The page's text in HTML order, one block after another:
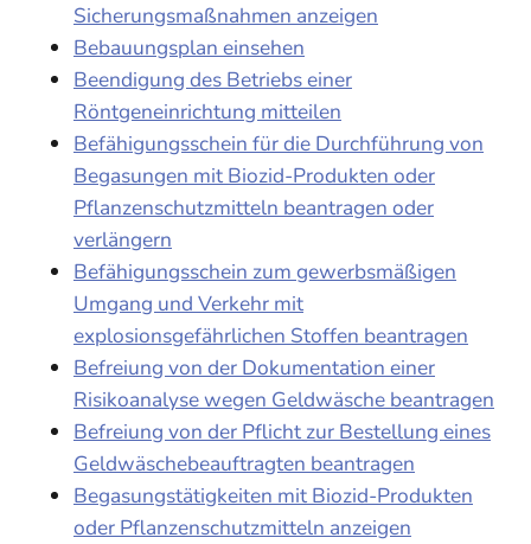
Sicherungsmaßnahmen anzeigen
Bebauungsplan einsehen
Beendigung des Betriebs einer
Röntgeneinrichtung mitteilen
Befähigungsschein für die Durchführung von
Begasungen mit Biozid-Produkten oder
Pflanzenschutzmitteln beantragen oder
verlängern
Befähigungsschein zum gewerbsmäßigen
Umgang und Verkehr mit
explosionsgefährlichen Stoffen beantragen
Befreiung von der Dokumentation einer
Risikoanalyse wegen Geldwäsche beantragen
Befreiung von der Pflicht zur Bestellung eines
Geldwäschebeauftragten beantragen
Begasungstätigkeiten mit Biozid-Produkten
oder Pflanzenschutzmitteln anzeigen